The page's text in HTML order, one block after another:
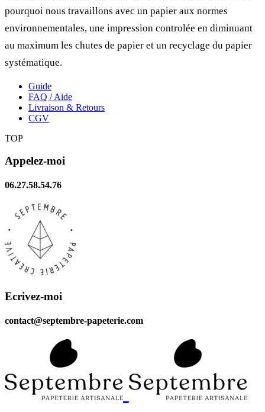
pourquoi nous travaillons avec un papier aux normes
environnementales, une impression controlée en diminuant
au maximum les chutes de papier et un recyclage du papier
systématique.
Guide
FAQ / Aide
Livraison & Retours
CGV
TOP
Appelez-moi
06.27.58.54.76
Ecrivez-moi
contact@septembre-papeterie.com